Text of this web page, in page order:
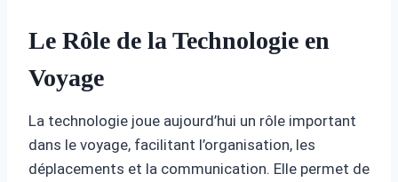
Le Rôle de la Technologie en
Voyage
La technologie joue aujourd’hui un rôle important
dans le voyage, facilitant l’organisation, les
déplacements et la communication. Elle permet de